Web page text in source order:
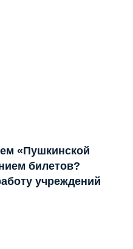
«Пушкинской
билетов?
учреждений